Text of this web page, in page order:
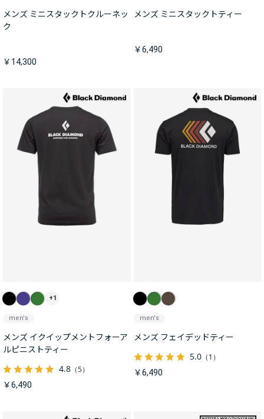
メンズ ミニスタックトクルーネッ
ク
￥14,300
メンズ ミニスタックトティー
￥6,490
+1
men's
メンズ イクイップメントフォーア
ルピニストティー
4.8 （5）
￥6,490
men's
メンズ フェイデッドティー
5.0（1）
￥6,490